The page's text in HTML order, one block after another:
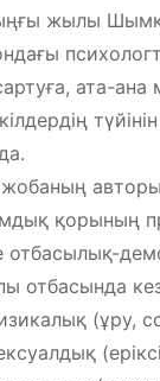
жылы
ата-ана
авторы
қорының
отбасылық-
отбасында
(ұру,